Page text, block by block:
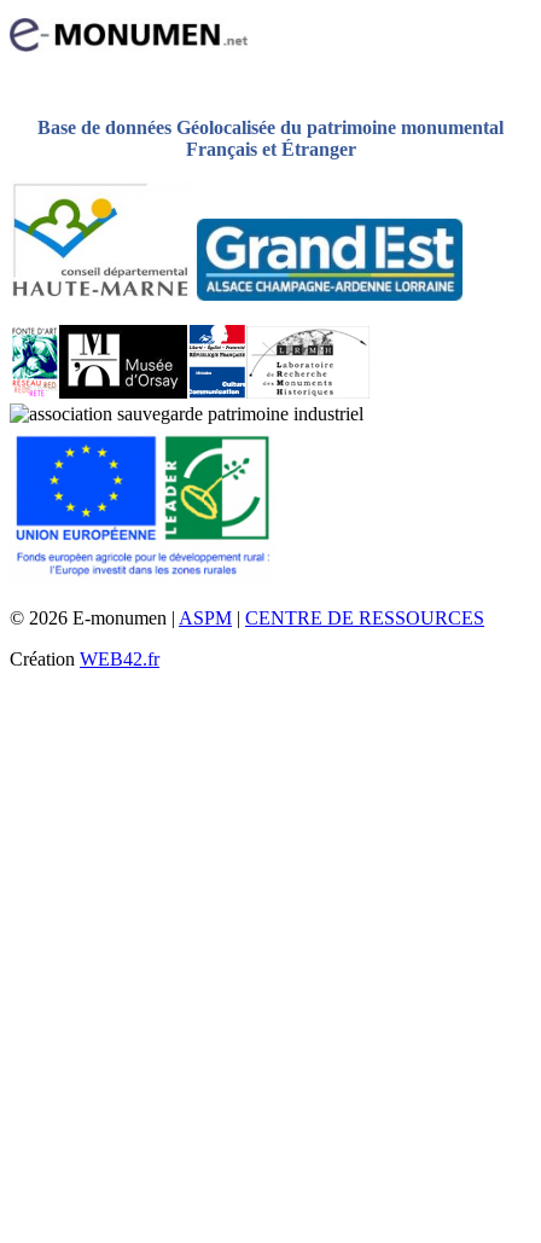
Base de données Géolocalisée du patrimoine monumental
Français et Étranger
© 2026 E-monumen | ASPM | CENTRE DE RESSOURCES
Création WEB42.fr